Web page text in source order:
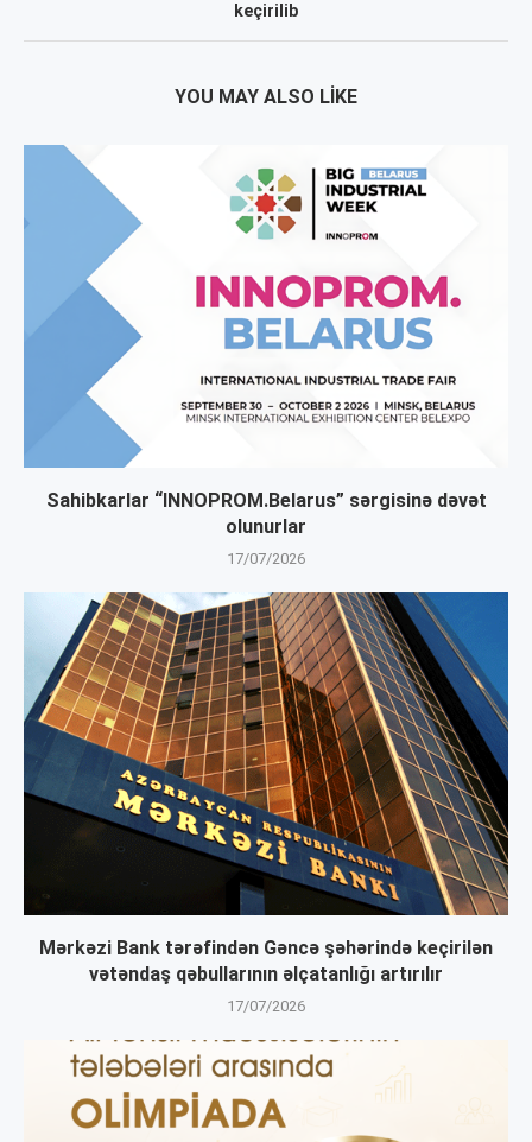
keçirilib
YOU MAY ALSO LIKE
Sahibkarlar “INNOPROM.Belarus” sərgisinə dəvət
olunurlar
17/07/2026
Mərkəzi Bank tərəfindən Gəncə şəhərində keçirilən
vətəndaş qəbullarının əlçatanlığı artırılır
17/07/2026